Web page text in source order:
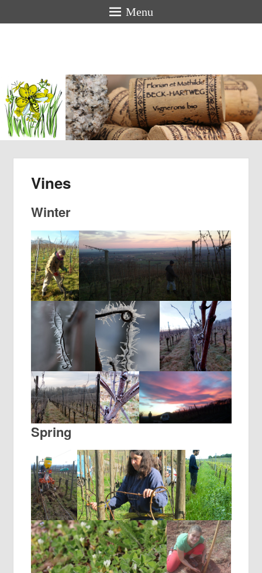
Menu
Mathilde
BECK-
HARTWEG
Organic winemakers in Alsace
Vines
Winter
Spring